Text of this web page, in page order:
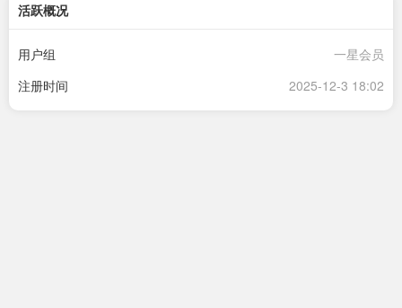
活跃概况
用户组
一星会员
注册时间
2025-12-3 18:02